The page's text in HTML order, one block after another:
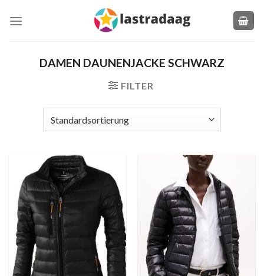
Inhalt
DAMEN DAUNENJACKE SCHWARZ
FILTER